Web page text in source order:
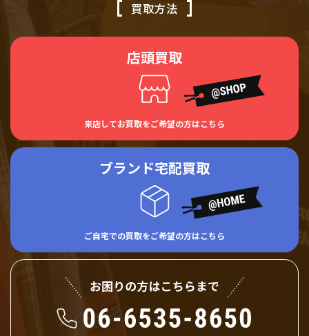
買取方法
店頭買取
来店してお買取をご希望の方はこちら
ブランド宅配買取
ご自宅での買取をご希望の方はこちら